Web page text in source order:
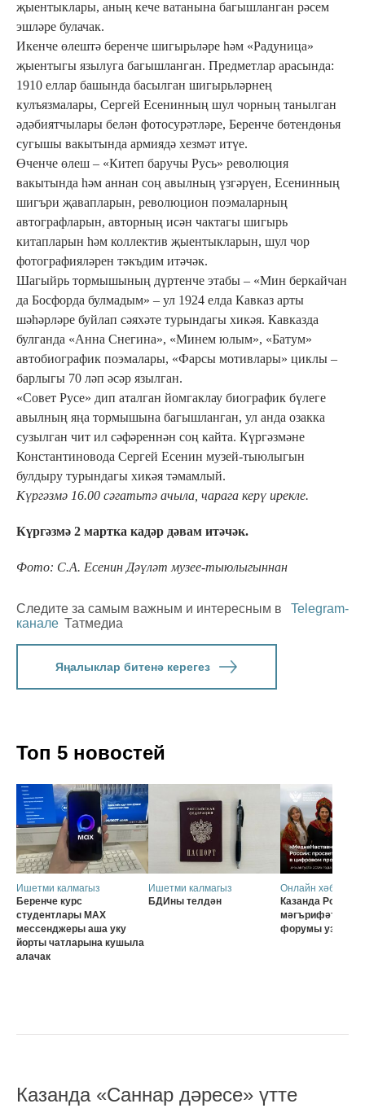
җыентыклары, аның кече ватанына багышланган рәсем
эшләре булачак.
Икенче өлештә беренче шигырьләре һәм «Радуница»
җыентыгы язылуга багышланган. Предметлар арасында:
1910 еллар башында басылган шигырьләрнең
кулъязмалары, Сергей Есенинның шул чорның танылган
әдәбиятчылары белән фотосурәтләре, Беренче бөтендөнья
сугышы вакытында армиядә хезмәт итүе.
Өченче өлеш – «Китеп баручы Русь» революция
вакытында һәм аннан соң авылның үзгәрүен, Есенинның
шигъри җавапларын, революцион поэмаларның
автографларын, авторның исән чактагы шигырь
китапларын һәм коллектив җыентыкларын, шул чор
фотографияләрен тәкъдим итәчәк.
Шагыйрь тормышының дүртенче этабы – «Мин беркайчан
да Босфорда булмадым» – ул 1924 елда Кавказ арты
шәһәрләре буйлап сәяхәте турындагы хикәя. Кавказда
булганда «Анна Снегина», «Минем юлым», «Батум»
автобиографик поэмалары, «Фарсы мотивлары» циклы –
барлыгы 70 ләп әсәр язылган.
«Совет Русе» дип аталган йомгаклау биографик бүлеге
авылның яңа тормышына багышланган, ул анда озакка
сузылган чит ил сәфәреннән соң кайта. Күргәзмәне
Константиновода Сергей Есенин музей-тыюлыгын
булдыру турындагы хикәя тәмамлый.
Күргәзмә 16.00 сәгатьтә ачыла, чарага керү ирекле.
Күргәзмә 2 мартка кадәр дәвам итәчәк.
Фото: С.А. Есенин Дәүләт музее-тыюлыгыннан
Следите за самым важным и интересным в
Telegram-
канале Татмедиа
Яңалыклар битенә керегез
Топ 5 новостей
Ишетми калмагыз
Беренче курс
студентлары MAX
мессенджеры аша уку
йорты чатларына кушыла
алачак
Ишетми калмагыз
БДИны телдән
Онлайн хәбәрләр
Казанда Россия
форумы узачак
Казанда «Саннар дәресе» үтте